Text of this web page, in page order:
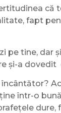
fapt
pe tine, dar
și-a
într-o
dure,